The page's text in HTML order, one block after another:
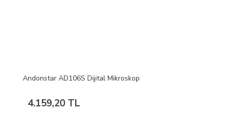
Andonstar AD106S Dijital Mikroskop
4.159,20 TL